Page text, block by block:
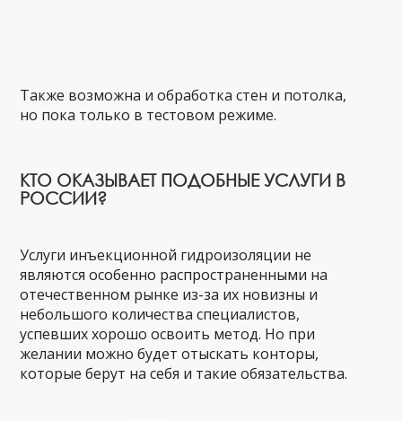
Также возможна и обработка стен и потолка,
но пока только в тестовом режиме.
КТО ОКАЗЫВАЕТ ПОДОБНЫЕ УСЛУГИ В
РОССИИ?
Услуги инъекционной гидроизоляции не
являются особенно распространенными на
отечественном рынке из-за их новизны и
небольшого количества специалистов,
успевших хорошо освоить метод. Но при
желании можно будет отыскать конторы,
которые берут на себя и такие обязательства.